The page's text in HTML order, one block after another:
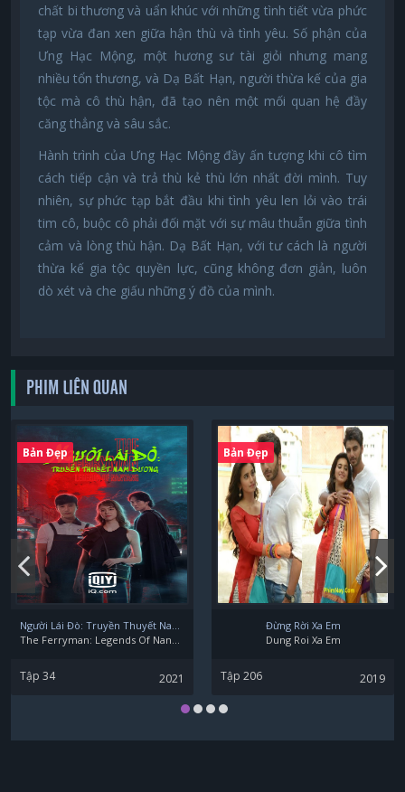
chất bi thương và uẩn khúc với những tình tiết vừa phức
tạp vừa đan xen giữa hận thù và tình yêu. Số phận của
Ưng Hạc Mộng, một hương sư tài giỏi nhưng mang
nhiều tổn thương, và Dạ Bất Hạn, người thừa kế của gia
tộc mà cô thù hận, đã tạo nên một mối quan hệ đầy
căng thẳng và sâu sắc.
Hành trình của Ưng Hạc Mộng đầy ấn tượng khi cô tìm
cách tiếp cận và trả thù kẻ thù lớn nhất đời mình. Tuy
nhiên, sự phức tạp bắt đầu khi tình yêu len lỏi vào trái
tim cô, buộc cô phải đối mặt với sự mâu thuẫn giữa tình
cảm và lòng thù hận. Dạ Bất Hạn, với tư cách là người
thừa kế gia tộc quyền lực, cũng không đơn giản, luôn
dò xét và che giấu những ý đồ của mình.
PHIM LIÊN QUAN
Bản Đẹp
Tập 34 2021
Bản Đẹp
Đừng Rời Xa Em
Dung Roi Xa Em
Tập 206 2019